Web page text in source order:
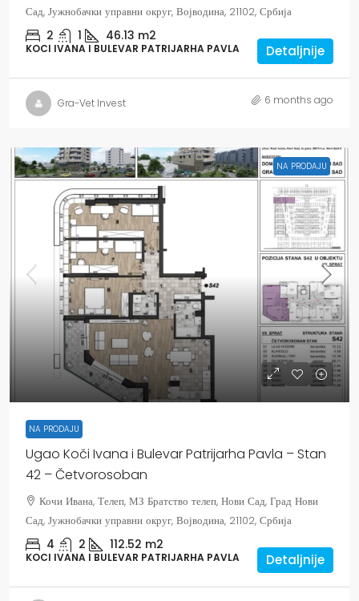
Сад, Јужнобачки управни округ, Војводина, 21102, Србија
2 1 46.13 m2
KOCI IVANA I BULEVAR PATRIJARHA PAVLA Detaljnije
Gra-Vet Invest 6 months ago
NA PRODAJU
NA PRODAJU
Ugao Koči Ivana i Bulevar Patrijarha Pavla – Stan
42 – Četvorosoban
Кочи Ивана, Телеп, МЗ Братство телеп, Нови Сад, Град Нови
Сад, Јужнобачки управни округ, Војводина, 21102, Србија
4 2 112.52 m2
KOCI IVANA I BULEVAR PATRIJARHA PAVLA Detaljnije